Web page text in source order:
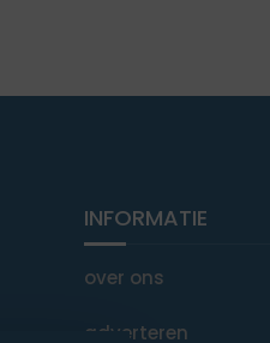
INFORMATIE
over ons
adverteren